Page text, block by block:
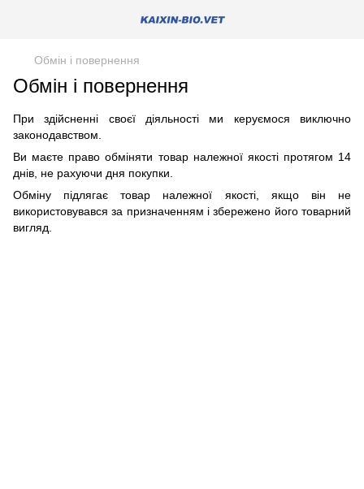
Обмін і повернення
Обмін і повернення
При здійсненні своєї діяльності ми керуємося виключно
законодавством.
Ви маєте право обміняти товар належної якості протягом 14
днів, не рахуючи дня покупки.
Обміну підлягає товар належної якості, якщо він не
використовувався за призначенням і збережено його товарний
вигляд.